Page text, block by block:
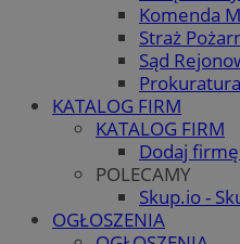
Komenda
Straż
Sąd
KATALOG FIRM
KATALOG FIRM
Dodaj
POLECAMY
Skup.io -
OGŁOSZENIA